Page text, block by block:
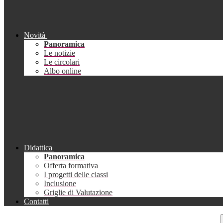
Novità
Panoramica
Le notizie
Le circolari
Albo online
Didattica
Panoramica
Offerta formativa
I progetti delle classi
Inclusione
Griglie di Valutazione
Contatti